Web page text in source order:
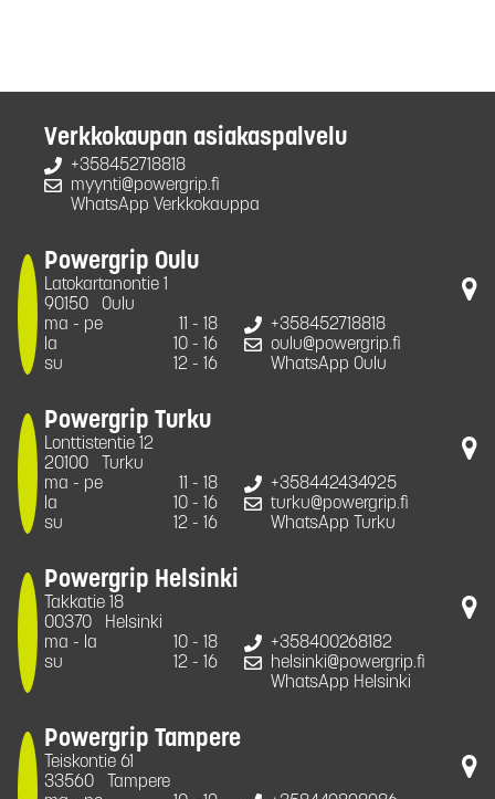
Verkkokaupan asiakaspalvelu
+358452718818
myynti@powergrip.fi
WhatsApp Verkkokauppa
Powergrip Oulu
Latokartanontie 1
90150
Oulu
ma - pe
11 - 18
la
10 - 16
su
12 - 16
+358452718818
oulu@powergrip.fi
WhatsApp Oulu
Powergrip Turku
Lonttistentie 12
20100
Turku
ma - pe
11 - 18
la
10 - 16
su
12 - 16
+358442434925
turku@powergrip.fi
WhatsApp Turku
Powergrip Helsinki
Takkatie 18
00370
Helsinki
ma - la
10 - 18
su
12 - 16
+358400268182
helsinki@powergrip.fi
WhatsApp Helsinki
Powergrip Tampere
Teiskontie 61
33560
Tampere